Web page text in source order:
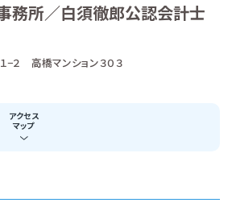
務所／白須徹郎公認会計士
−２ 高橋マンション３０３
アクセス
マップ